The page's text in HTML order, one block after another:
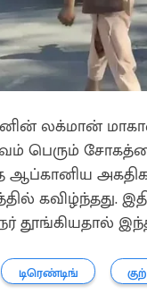
லக்மான்
பெரும்
ஆப்கானிய
கவிழ்ந்தது.
தூங்கியதால் இந்த
டிரெண்டிங்